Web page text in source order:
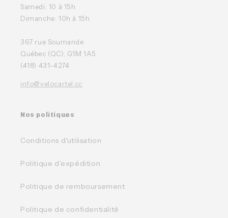
Samedi: 10 à 15h
Dimanche: 10h à 15h
367 rue Soumande
Québec (QC), G1M 1A5
(418) 431-4274
info@velocartel.cc
Nos politiques
Conditions d'utilisation
Politique d'expédition
Politique de remboursement
Politique de confidentialité